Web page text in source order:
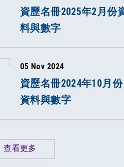
資歷名冊2025年2月份
料與數字
05 Nov 2024
資歷名冊2024年10月份
資料與數字
查看更多